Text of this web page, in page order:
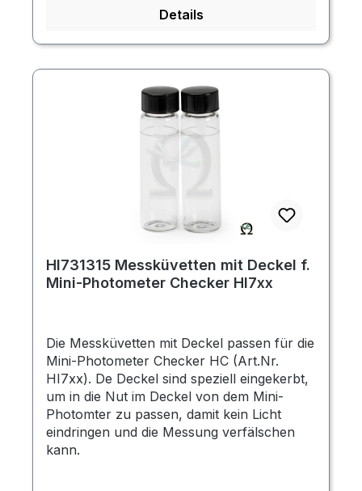
Details
HI731315 Messküvetten mit Deckel f.
Mini-Photometer Checker HI7xx
Die Messküvetten mit Deckel passen für die
Mini-Photometer Checker HC (Art.Nr.
HI7xx). De Deckel sind speziell eingekerbt,
um in die Nut im Deckel von dem Mini-
Photomter zu passen, damit kein Licht
eindringen und die Messung verfälschen
kann.